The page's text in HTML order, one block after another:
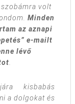
szobámra volt
Minden
az aznapi
e-mailt
lévő
kisbabás
a dolgokat és